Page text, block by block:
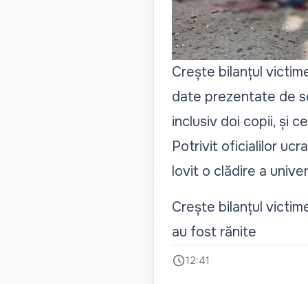
Crește bilanțul
date prezentate de
inclusiv doi copii, și
Potrivit oficialilor
lovit o clădire a
Crește bilanțul
au fost rănite
12:41